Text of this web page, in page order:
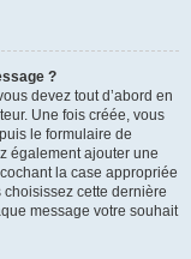
?
devez tout d’abord en
Une fois créée, vous
le formulaire de
également ajouter une
la case appropriée
cette dernière
message votre souhait